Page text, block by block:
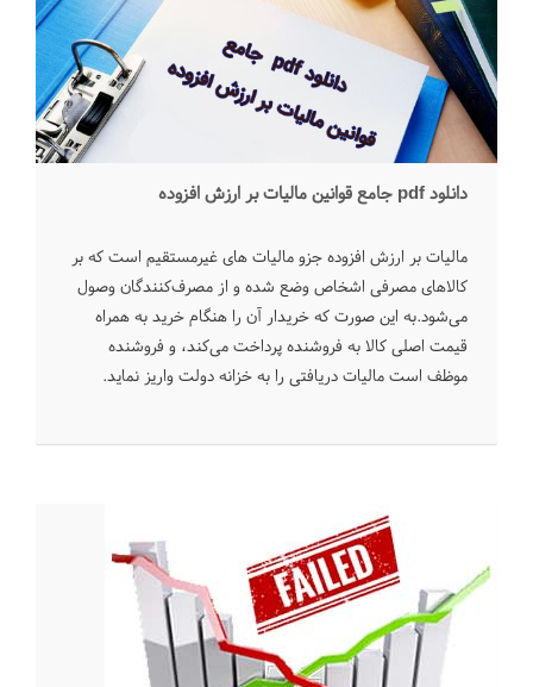
دانلود pdf جامع قوانین مالیات بر ارزش افزوده
مالیات بر ارزش افزوده جزو مالیات های غیرمستقیم است که بر
کالاهای مصرفی اشخاص وضع شده و از مصرف‌کنندگان وصول
می‌شود.به این صورت که خریدار آن را هنگام خرید به همراه
قیمت اصلی کالا به فروشنده پرداخت می‌کند، و فروشنده
موظف است مالیات دریافتی را به خزانه دولت واریز نماید.